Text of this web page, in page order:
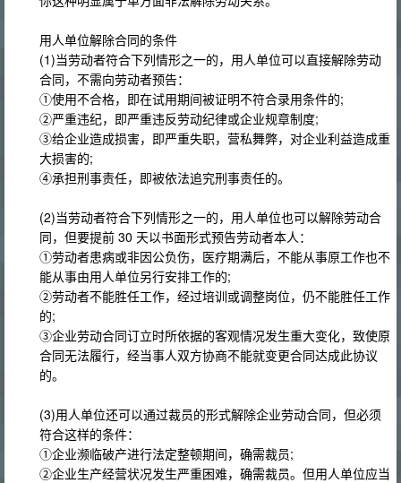
用人单位解除合同的条件
(1)当劳动者符合下列情形之一的，用人单位可以直接解除劳动
合同，不需向劳动者预告：
①使用不合格，即在试用期间被证明不符合录用条件的;
②严重违纪，即严重违反劳动纪律或企业规章制度;
③给企业造成损害，即严重失职，营私舞弊，对企业利益造成重
大损害的;
④承担刑事责任，即被依法追究刑事责任的。
(2)当劳动者符合下列情形之一的，用人单位也可以解除劳动合
同，但要提前 30 天以书面形式预告劳动者本人：
①劳动者患病或非因公负伤，医疗期满后，不能从事原工作也不
能从事由用人单位另行安排工作的;
②劳动者不能胜任工作，经过培训或调整岗位，仍不能胜任工作
的;
③企业劳动合同订立时所依据的客观情况发生重大变化，致使原
合同无法履行，经当事人双方协商不能就变更合同达成此协议
的。
(3)用人单位还可以通过裁员的形式解除企业劳动合同，但必须
符合这样的条件：
①企业濒临破产进行法定整顿期间，确需裁员;
②企业生产经营状况发生严重困难，确需裁员。但用人单位应当